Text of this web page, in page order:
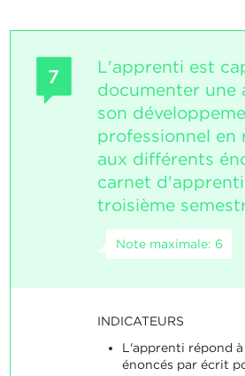
7
L'apprenti est
documenter une
son
professionnel en
aux différents
carnet
troisième
Note maximale: 6
INDICATEURS
L'apprenti répond à
énoncés par écrit